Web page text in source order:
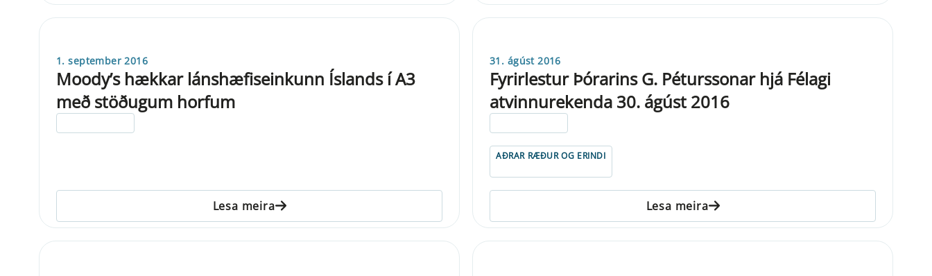
1. september 2016
Moody’s hækkar lánshæfiseinkunn Íslands í A3
með stöðugum horfum
Lesa meira
31. ágúst 2016
Fyrirlestur Þórarins G. Péturssonar hjá Félagi
atvinnurekenda 30. ágúst 2016
AÐRAR RÆÐUR OG ERINDI
Lesa meira